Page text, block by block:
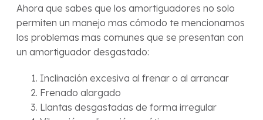
Ahora que sabes que los amortiguadores no solo
permiten un manejo mas cómodo te mencionamos
los problemas mas comunes que se presentan con
un amortiguador desgastado:
Inclinación excesiva al frenar o al arrancar
Frenado alargado
Llantas desgastadas de forma irregular